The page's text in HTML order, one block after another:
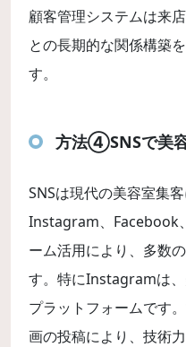
顧客管理システムは来
との長期的な関係構築
す。
方法④SNSで美
SNSは現代の美容室集
Instagram、Facebook
ーム活用により、多数
す。特にInstagramは
プラットフォームです
画の投稿により、技術